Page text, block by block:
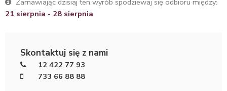
21 sierpnia - 28 sierpnia
Skontaktuj się z nami
12 422 77 93
733 66 88 88